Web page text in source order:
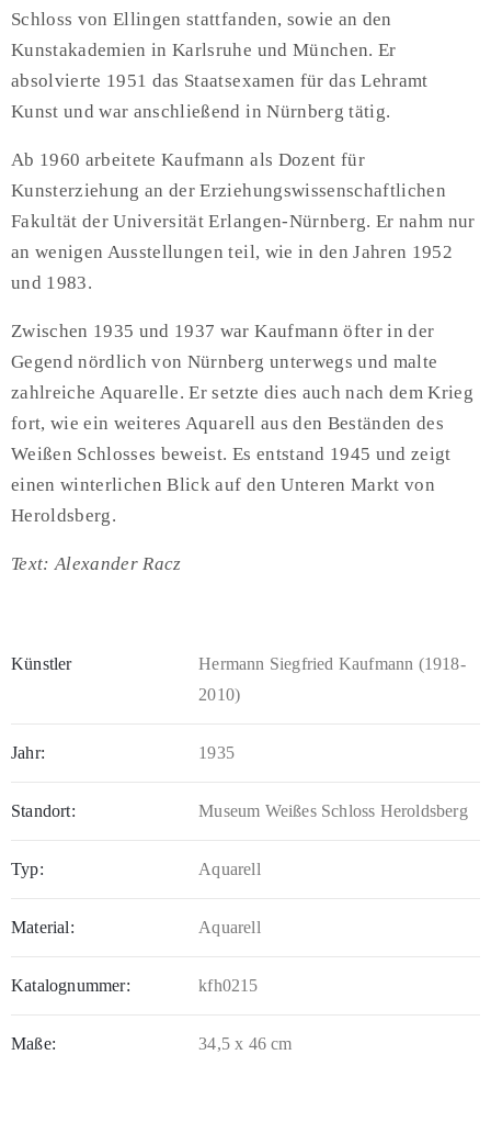
Schloss von Ellingen stattfanden, sowie an den
Kunstakademien in Karlsruhe und München. Er
absolvierte 1951 das Staatsexamen für das Lehramt
Kunst und war anschließend in Nürnberg tätig.
Ab 1960 arbeitete Kaufmann als Dozent für
Kunsterziehung an der Erziehungswissenschaftlichen
Fakultät der Universität Erlangen-Nürnberg. Er nahm nur
an wenigen Ausstellungen teil, wie in den Jahren 1952
und 1983.
Zwischen 1935 und 1937 war Kaufmann öfter in der
Gegend nördlich von Nürnberg unterwegs und malte
zahlreiche Aquarelle. Er setzte dies auch nach dem Krieg
fort, wie ein weiteres Aquarell aus den Beständen des
Weißen Schlosses beweist. Es entstand 1945 und zeigt
einen winterlichen Blick auf den Unteren Markt von
Heroldsberg.
Text: Alexander Racz
Künstler
Hermann Siegfried Kaufmann (1918-
2010)
Jahr: 1935
Standort: Museum Weißes Schloss Heroldsberg
Typ: Aquarell
Material: Aquarell
Katalognummer: kfh0215
Maße: 34,5 x 46 cm